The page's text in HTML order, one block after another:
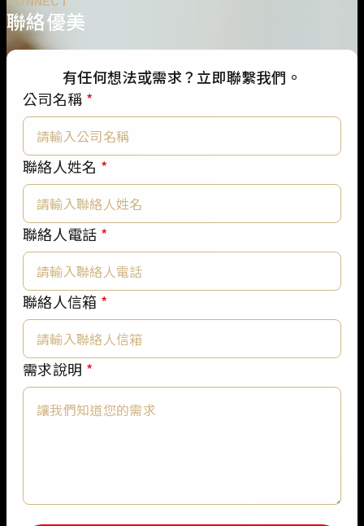
聯絡優美
有任何想法或需求？立即聯繫我們。
公司名稱 *
聯絡人姓名 *
聯
絡
人
電
話
需
求
說
明
明
聯絡人電話 *
聯絡人信箱 *
需求說明 *